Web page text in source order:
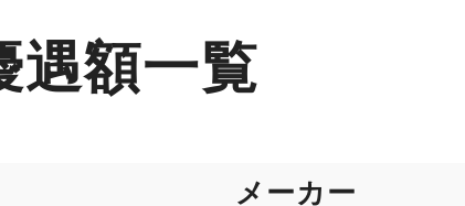
遇額一覧
メーカー